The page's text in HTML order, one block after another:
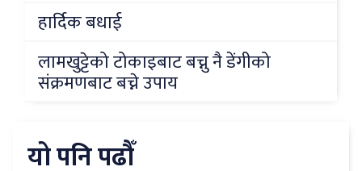
हार्दिक बधाई
लामखुट्टेको टोकाइबाट बच्नु नै डेंगीको
संक्रमणबाट बच्ने उपाय
यो पनि पढौँ